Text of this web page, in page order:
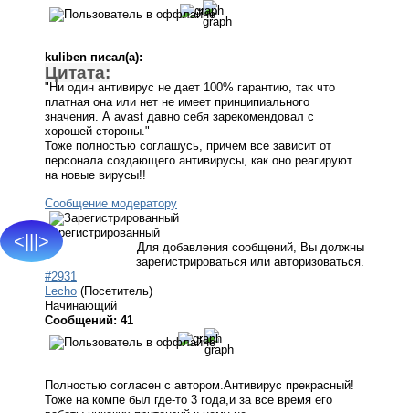
<|||>
kuliben писал(а):
Цитата:
"Ни один антивирус не дает 100% гарантию, так что
платная она или нет не имеет принципиального
значения. А avast давно себя зарекомендовал с
хорошей стороны."
Тоже полностью соглашусь, причем все зависит от
персонала создающего антивирусы, как оно реагируют
на новые вирусы!!
Сообщение модератору
Зарегистрированный
Для добавления сообщений, Вы должны
зарегистрироваться или авторизоваться.
#2931
Lecho (Посетитель)
Начинающий
Сообщений: 41
Полностью согласен с автором.Антивирус прекрасный!
Тоже на компе был где-то 3 года,и за все время его